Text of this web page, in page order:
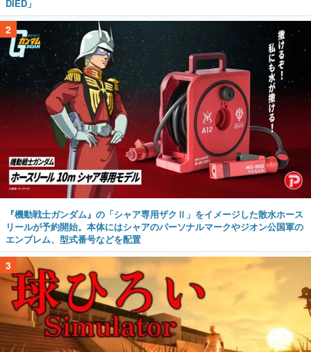
DIED」
2
『機動戦士ガンダム』の「シャア専用ザクⅡ」をイメージした散水ホース
リールが予約開始。本体にはシャアのパーソナルマークやジオン公国軍の
エンブレム、型式番号などを配置
3